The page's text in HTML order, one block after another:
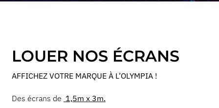
LOUER NOS ÉCRANS
AFFICHEZ VOTRE MARQUE À L’OLYMPIA !
Des écrans de 1,5m x 3m.